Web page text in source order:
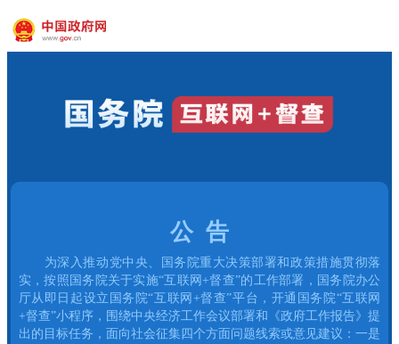
公 告
为深入推动党中央、国务院重大决策部署和政策措施贯彻落
实，按照国务院关于实施“互联网+督查”的工作部署，国务院办公
厅从即日起设立国务院“互联网+督查”平台，开通国务院“互联网
+督查”小程序，围绕中央经济工作会议部署和《政府工作报告》提
出的目标任务，面向社会征集四个方面问题线索或意见建议：一是